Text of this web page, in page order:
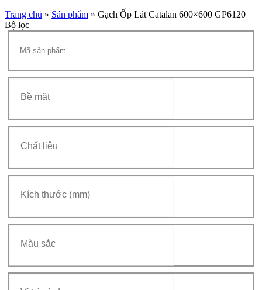
Trang chủ » Sản phẩm » Gạch Ốp Lát Catalan 600×600 GP6120
Bộ lọc